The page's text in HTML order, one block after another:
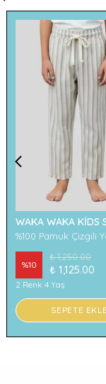
WAKA WAKA KİDS
%10
₺ 1,250.00
₺ 1,125.00
2 Renk 4 Yaş
SEPETE EKLE